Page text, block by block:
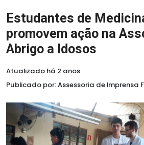
Estudantes de
promovem ação na
Abrigo a Idosos
Atualizado há 2 anos
Publicado por: Assessoria de Imprensa